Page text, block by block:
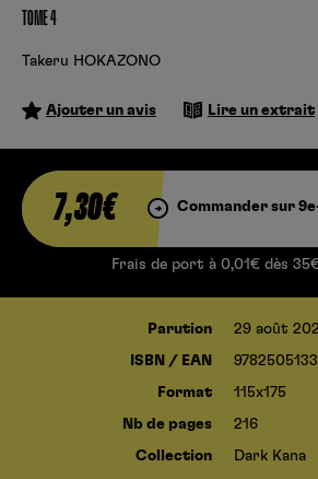
TOME 4
Takeru HOKAZONO
Ajouter un avis Lire un extrait
7,30€ Commander sur
Frais de port à 0,01€ dès
Parution 29 août
ISBN / EAN
Format 115x175
Nb de pages 216
Collection Dark Kana